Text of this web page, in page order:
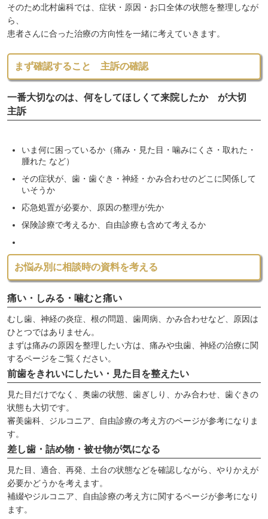
そのため北村歯科では、症状・原因・お口全体の状態を整理しなが
ら、
患者さんに合った治療の方向性を一緒に考えていきます。
まず確認すること 主訴の確認
一番大切なのは、何をしてほしくて来院したか が大切
主訴
いま何に困っているか（痛み・見た目・噛みにくさ・取れた・
腫れた など）
その症状が、歯・歯ぐき・神経・かみ合わせのどこに関係して
いそうか
応急処置が必要か、原因の整理が先か
保険診療で考えるか、自由診療も含めて考えるか
お悩み別に相談時の資料を考える
痛い・しみる・噛むと痛い
むし歯、神経の炎症、根の問題、歯周病、かみ合わせなど、原因は
ひとつではありません。
まずは痛みの原因を整理したい方は、痛みや虫歯、神経の治療に関
するページをご覧ください。
前歯をきれいにしたい・見た目を整えたい
見た目だけでなく、奥歯の状態、歯ぎしり、かみ合わせ、歯ぐきの
状態も大切です。
審美歯科、ジルコニア、自由診療の考え方のページが参考になりま
す。
差し歯・詰め物・被せ物が気になる
見た目、適合、再発、土台の状態などを確認しながら、やりかえが
必要かどうかを考えます。
補綴やジルコニア、自由診療の考え方に関するページが参考になり
ます。